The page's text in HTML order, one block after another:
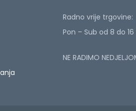
Radno vrije trgovine:
Pon – Sub od 8 do 16
NE RADIMO